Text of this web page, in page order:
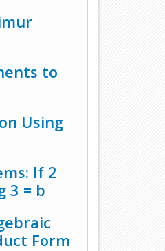
to
Using
If 2
3 = b
Form